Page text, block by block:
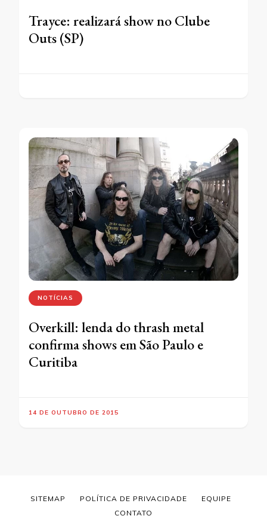
Trayce: realizará show no Clube
Outs (SP)
NOTÍCIAS
Overkill: lenda do thrash metal
confirma shows em São Paulo e
Curitiba
14 DE OUTUBRO DE 2015
SITEMAP POLÍTICA DE PRIVACIDADE
EQUIPE
CONTATO